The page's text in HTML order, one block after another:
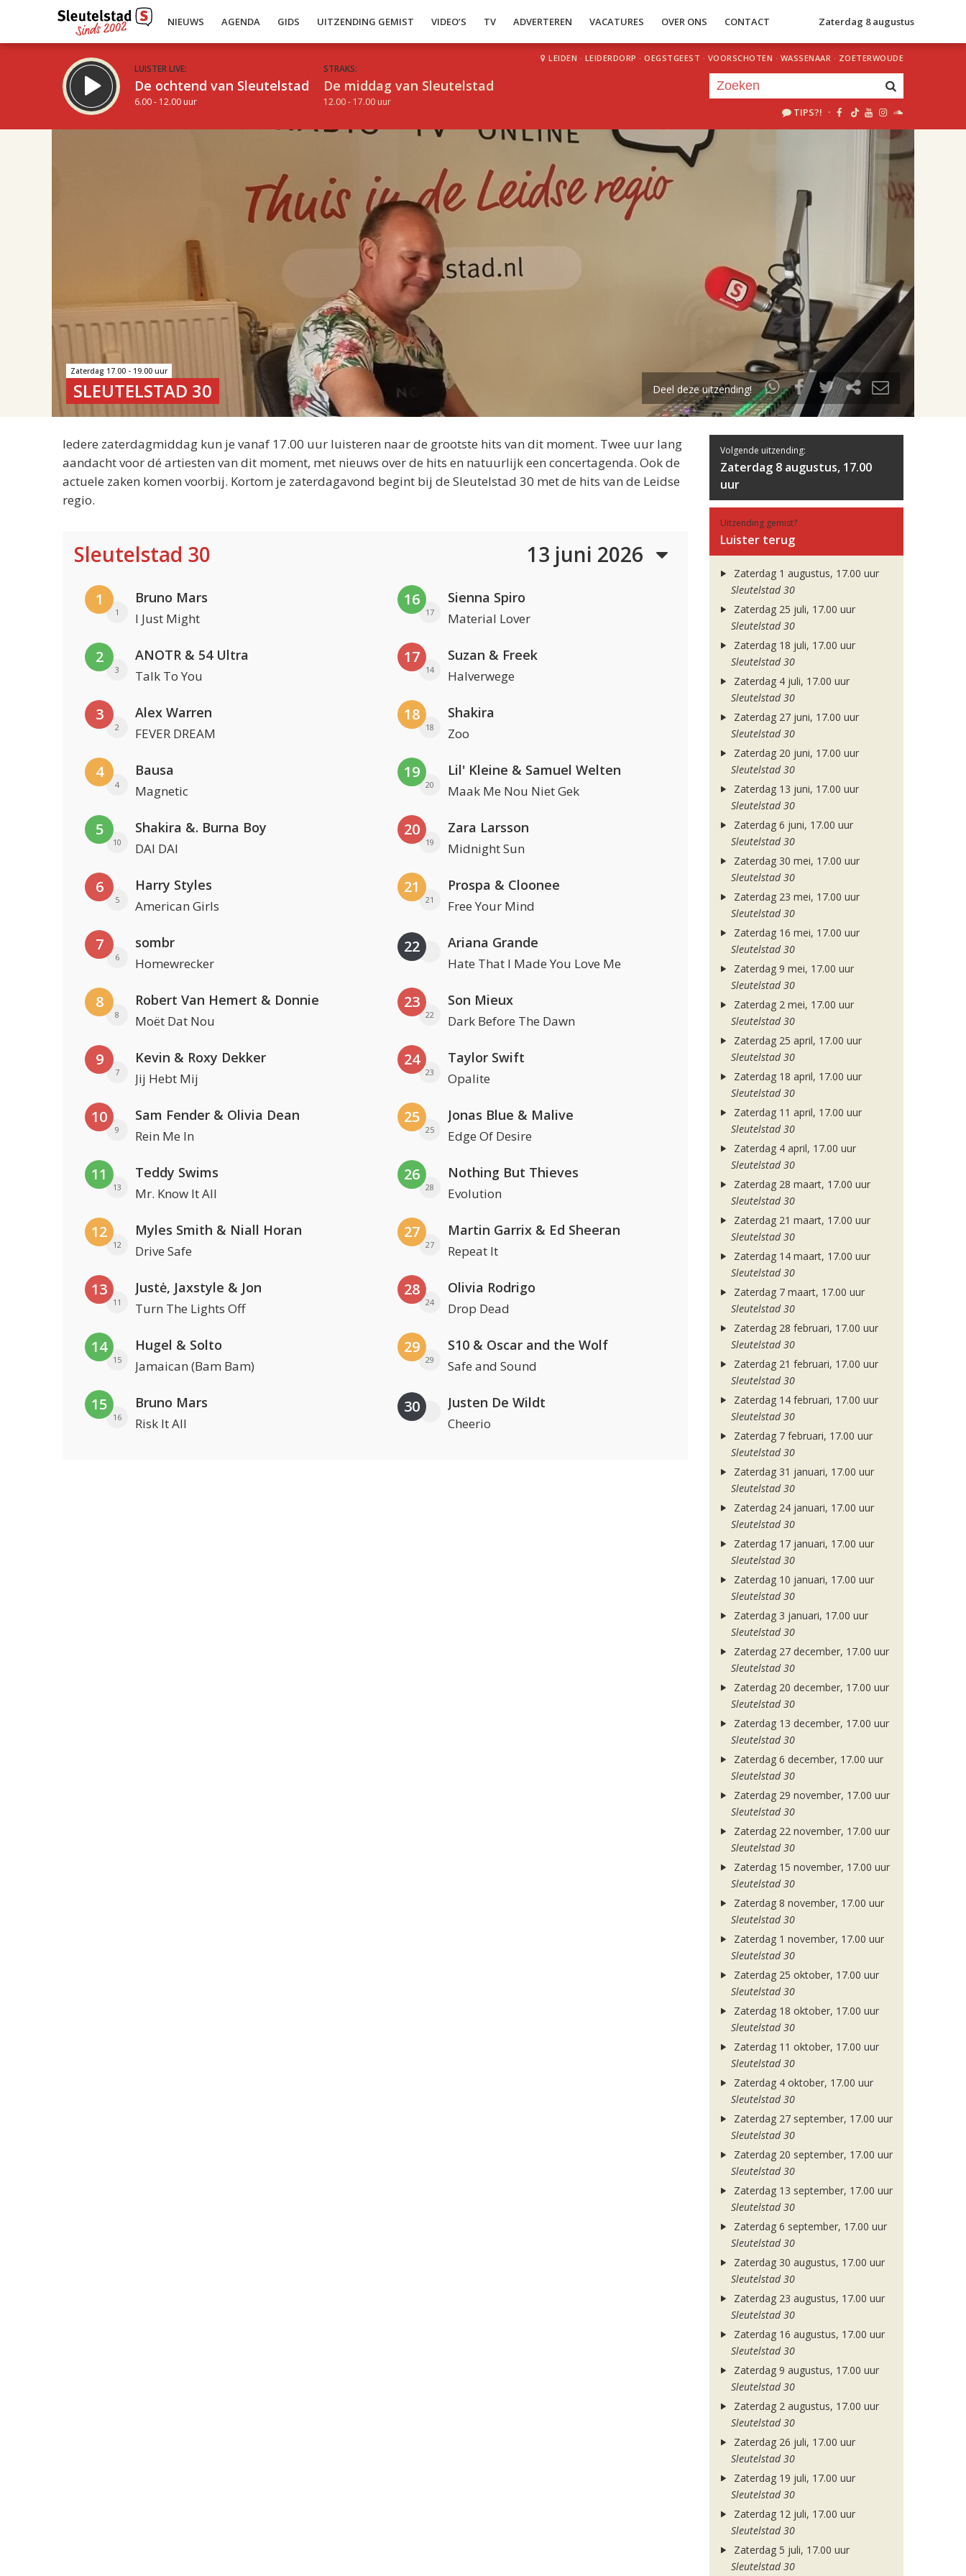
NIEUWS AGENDA GIDS UITZENDING GEMIST VIDEO’S TV ADVERTEREN VACATURES OVER ONS CONTACT Zaterdag 8 augustus
LUISTER LIVE:
De ochtend van Sleutelstad
6.00 - 12.00 uur
STRAKS:
De middag van Sleutelstad
12.00 - 17.00 uur
LEIDEN · LEIDERDORP · OEGSTGEEST · VOORSCHOTEN · WASSENAAR · ZOETERWOUDE
TIPS?! ·
uur 1 van 2
Volgend uur
Zaterdag 17.00 - 19.00 uur
SLEUTELSTAD 30 Deel deze uitzending!
Iedere zaterdagmiddag kun je vanaf 17.00 uur luisteren naar de grootste hits van dit moment. Twee uur lang
aandacht voor dé artiesten van dit moment, met nieuws over de hits en natuurlijk een concertagenda. Ook de
actuele zaken komen voorbij. Kortom je zaterdagavond begint bij de Sleutelstad 30 met de hits van de Leidse
regio.
Sleutelstad 30 13 juni 2026
1
1
Bruno Mars
I Just Might
2
3
ANOTR & 54 Ultra
Talk To You
3
2
Alex Warren
FEVER DREAM
4
4
Bausa
Magnetic
5
10
Shakira &. Burna Boy
DAI DAI
6
5
Harry Styles
American Girls
7
6
sombr
Homewrecker
8
8
Robert Van Hemert & Donnie
Moët Dat Nou
9
7
Kevin & Roxy Dekker
Jij Hebt Mij
10
9
Sam Fender & Olivia Dean
Rein Me In
11
13
Teddy Swims
Mr. Know It All
12
12
Myles Smith & Niall Horan
Drive Safe
13
11
Justė, Jaxstyle & Jon
Turn The Lights Off
14
15
Hugel & Solto
Jamaican (Bam Bam)
15
16
Bruno Mars
Risk It All
16
17
Sienna Spiro
Material Lover
17
14
Suzan & Freek
Halverwege
18
18
Shakira
Zoo
19
20
Lil' Kleine & Samuel Welten
Maak Me Nou Niet Gek
20
19
Zara Larsson
Midnight Sun
21
21
Prospa & Cloonee
Free Your Mind
22 Ariana Grande
Hate That I Made You Love Me
23
22
Son Mieux
Dark Before The Dawn
24
23
Taylor Swift
Opalite
25
25
Jonas Blue & Malive
Edge Of Desire
26
28
Nothing But Thieves
Evolution
27
27
Martin Garrix & Ed Sheeran
Repeat It
28
24
Olivia Rodrigo
Drop Dead
29
29
S10 & Oscar and the Wolf
Safe and Sound
30 Justen De Wildt
Cheerio
Volgende uitzending:
Zaterdag 8 augustus, 17.00
uur
Uitzending gemist?
Luister terug
Zaterdag 1 augustus, 17.00 uur
Sleutelstad 30
Zaterdag 25 juli, 17.00 uur
Sleutelstad 30
Zaterdag 18 juli, 17.00 uur
Sleutelstad 30
Zaterdag 4 juli, 17.00 uur
Sleutelstad 30
Zaterdag 27 juni, 17.00 uur
Sleutelstad 30
Zaterdag 20 juni, 17.00 uur
Sleutelstad 30
Zaterdag 13 juni, 17.00 uur
Sleutelstad 30
Zaterdag 6 juni, 17.00 uur
Sleutelstad 30
Zaterdag 30 mei, 17.00 uur
Sleutelstad 30
Zaterdag 23 mei, 17.00 uur
Sleutelstad 30
Zaterdag 16 mei, 17.00 uur
Sleutelstad 30
Zaterdag 9 mei, 17.00 uur
Sleutelstad 30
Zaterdag 2 mei, 17.00 uur
Sleutelstad 30
Zaterdag 25 april, 17.00 uur
Sleutelstad 30
Zaterdag 18 april, 17.00 uur
Sleutelstad 30
Zaterdag 11 april, 17.00 uur
Sleutelstad 30
Zaterdag 4 april, 17.00 uur
Sleutelstad 30
Zaterdag 28 maart, 17.00 uur
Sleutelstad 30
Zaterdag 21 maart, 17.00 uur
Sleutelstad 30
Zaterdag 14 maart, 17.00 uur
Sleutelstad 30
Zaterdag 7 maart, 17.00 uur
Sleutelstad 30
Zaterdag 28 februari, 17.00 uur
Sleutelstad 30
Zaterdag 21 februari, 17.00 uur
Sleutelstad 30
Zaterdag 14 februari, 17.00 uur
Sleutelstad 30
Zaterdag 7 februari, 17.00 uur
Sleutelstad 30
Zaterdag 31 januari, 17.00 uur
Sleutelstad 30
Zaterdag 24 januari, 17.00 uur
Sleutelstad 30
Zaterdag 17 januari, 17.00 uur
Sleutelstad 30
Zaterdag 10 januari, 17.00 uur
Sleutelstad 30
Zaterdag 3 januari, 17.00 uur
Sleutelstad 30
Zaterdag 27 december, 17.00 uur
Sleutelstad 30
Zaterdag 20 december, 17.00 uur
Sleutelstad 30
Zaterdag 13 december, 17.00 uur
Sleutelstad 30
Zaterdag 6 december, 17.00 uur
Sleutelstad 30
Zaterdag 29 november, 17.00 uur
Sleutelstad 30
Zaterdag 22 november, 17.00 uur
Sleutelstad 30
Zaterdag 15 november, 17.00 uur
Sleutelstad 30
Zaterdag 8 november, 17.00 uur
Sleutelstad 30
Zaterdag 1 november, 17.00 uur
Sleutelstad 30
Zaterdag 25 oktober, 17.00 uur
Sleutelstad 30
Zaterdag 18 oktober, 17.00 uur
Sleutelstad 30
Zaterdag 11 oktober, 17.00 uur
Sleutelstad 30
Zaterdag 4 oktober, 17.00 uur
Sleutelstad 30
Zaterdag 27 september, 17.00 uur
Sleutelstad 30
Zaterdag 20 september, 17.00 uur
Sleutelstad 30
Zaterdag 13 september, 17.00 uur
Sleutelstad 30
Zaterdag 6 september, 17.00 uur
Sleutelstad 30
Zaterdag 30 augustus, 17.00 uur
Sleutelstad 30
Zaterdag 23 augustus, 17.00 uur
Sleutelstad 30
Zaterdag 16 augustus, 17.00 uur
Sleutelstad 30
Zaterdag 9 augustus, 17.00 uur
Sleutelstad 30
Zaterdag 2 augustus, 17.00 uur
Sleutelstad 30
Zaterdag 26 juli, 17.00 uur
Sleutelstad 30
Zaterdag 19 juli, 17.00 uur
Sleutelstad 30
Zaterdag 12 juli, 17.00 uur
Sleutelstad 30
Zaterdag 5 juli, 17.00 uur
Sleutelstad 30